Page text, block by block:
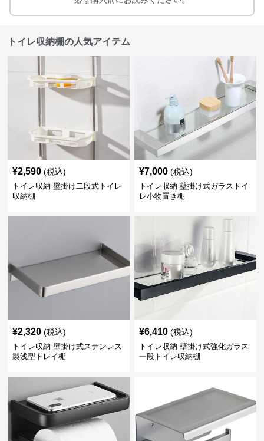
トイレ収納棚の人気アイテム
¥2,590 (税込)
トイレ収納 壁掛け二段式トイレ
収納棚
¥7,000 (税込)
トイレ収納 壁掛け式ガラストイ
レ小物置き棚
¥2,320 (税込)
トイレ収納 壁掛け式ステンレス
製浅型トレイ棚
¥6,410 (税込)
トイレ収納 壁掛け式強化ガラス
一段トイレ収納棚